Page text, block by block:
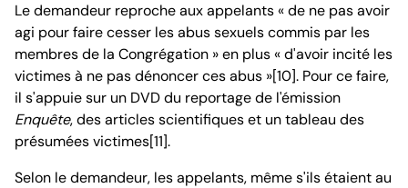
Le demandeur reproche aux appelants « de ne pas avoir
agi pour faire cesser les abus sexuels commis par les
membres de la Congrégation » en plus « d'avoir incité les
victimes à ne pas dénoncer ces abus »[10]. Pour ce faire,
il s'appuie sur un DVD du reportage de l'émission
Enquête, des articles scientifiques et un tableau des
présumées victimes[11].
Selon le demandeur, les appelants, même s'ils étaient au